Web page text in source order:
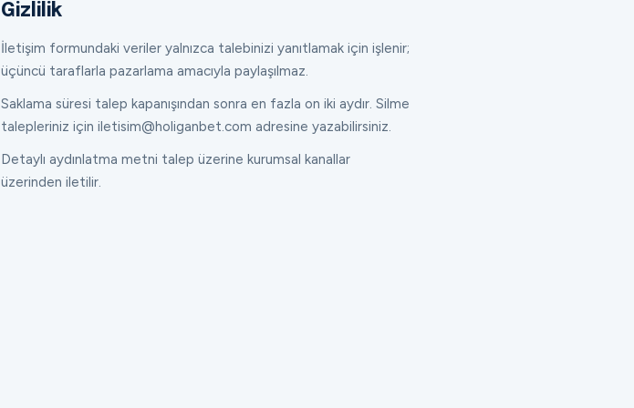
Gizlilik
İletişim formundaki veriler yalnızca talebinizi yanıtlamak için işlenir;
üçüncü taraflarla pazarlama amacıyla paylaşılmaz.
Saklama süresi talep kapanışından sonra en fazla on iki aydır. Silme
talepleriniz için iletisim@holiganbet.com adresine yazabilirsiniz.
Detaylı aydınlatma metni talep üzerine kurumsal kanallar
üzerinden iletilir.